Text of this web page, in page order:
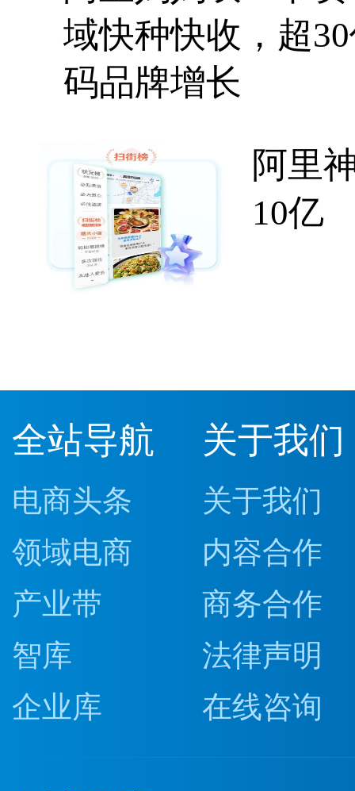
域快种快收，超
码品牌增长
阿里
10亿
全站导航
电商头条
领域电商
产业带
智库
企业库
关于我们
关于我们
内容合作
商务合作
法律声明
在线咨询